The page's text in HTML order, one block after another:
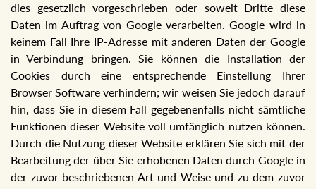
dies gesetzlich vorgeschrieben oder soweit Dritte diese
Daten im Auftrag von Google verarbeiten. Google wird in
keinem Fall Ihre IP-Adresse mit anderen Daten der Google
in Verbindung bringen. Sie können die Installation der
Cookies durch eine entsprechende Einstellung Ihrer
Browser Software verhindern; wir weisen Sie jedoch darauf
hin, dass Sie in diesem Fall gegebenenfalls nicht sämtliche
Funktionen dieser Website voll umfänglich nutzen können.
Durch die Nutzung dieser Website erklären Sie sich mit der
Bearbeitung der über Sie erhobenen Daten durch Google in
der zuvor beschriebenen Art und Weise und zu dem zuvor